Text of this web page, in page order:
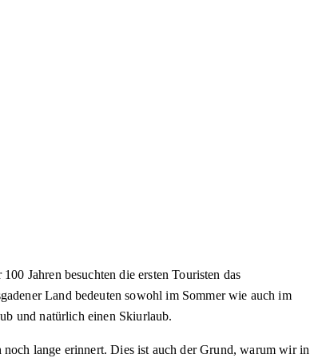
Jahren besuchten die ersten Touristen das
Land bedeuten sowohl im Sommer wie auch im
und natürlich einen Skiurlaub.
lange erinnert. Dies ist auch der Grund, warum wir in